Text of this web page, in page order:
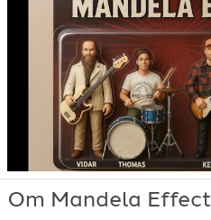
Om Mandela Effect